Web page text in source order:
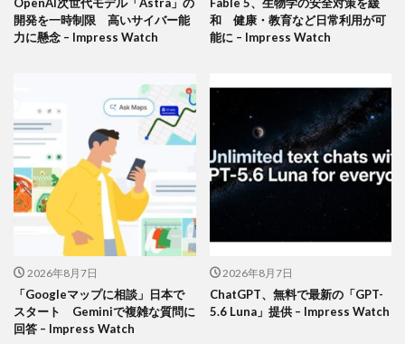
OpenAI次世代モデル「Astra」の
開発を一時制限 高いサイバー能
力に懸念 – Impress Watch
Fable 5、生物学の安全対策を緩
和 健康・教育など日常利用が可
能に – Impress Watch
2026年8月7日
「Googleマップに相談」日本で
スタート Geminiで複雑な質問に
回答 – Impress Watch
2026年8月7日
ChatGPT、無料で最新の「GPT-
5.6 Luna」提供 – Impress Watch